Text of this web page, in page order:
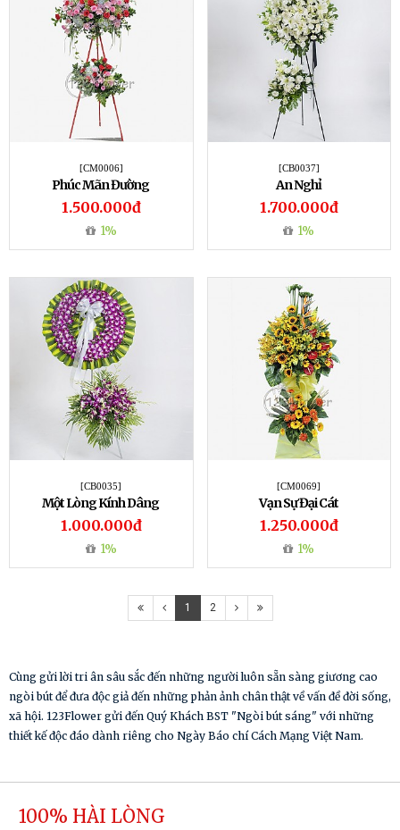
[CM0006]
Phúc Mãn Đường
1.500.000đ
1%
[CB0037]
An Nghỉ
1.700.000đ
1%
[CB0035]
Một Lòng Kính Dâng
1.000.000đ
1%
[CM0069]
Vạn Sự Đại Cát
1.250.000đ
1%
1 2
Cùng gửi lời tri ân sâu sắc đến những người luôn sẵn sàng giương cao
ngòi bút để đưa độc giả đến những phản ảnh chân thật về vấn đề đời sống,
xã hội. 123Flower gửi đến Quý Khách BST "Ngòi bút sáng" với những
thiết kế độc đáo dành riêng cho Ngày Báo chí Cách Mạng Việt Nam.
100% HÀI LÒNG